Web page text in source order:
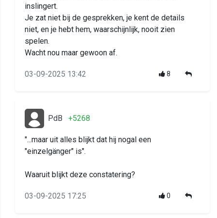
inslingert.
Je zat niet bij de gesprekken, je kent de details
niet, en je hebt hem, waarschijnlijk, nooit zien
spelen.
Wacht nou maar gewoon af.
03-09-2025 13:42 8
PdB +5268
"...maar uit alles blijkt dat hij nogal een
"einzelgänger" is".
Waaruit blijkt deze constatering?
03-09-2025 17:25 0